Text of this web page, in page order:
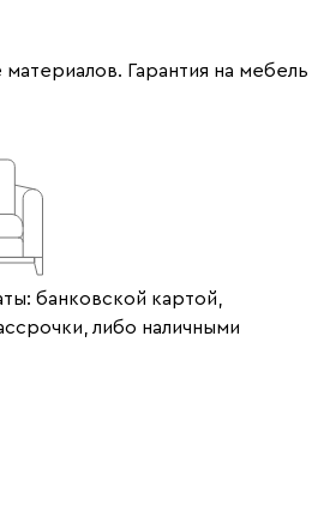
Гарантия на мебель
банковской картой,
либо наличными